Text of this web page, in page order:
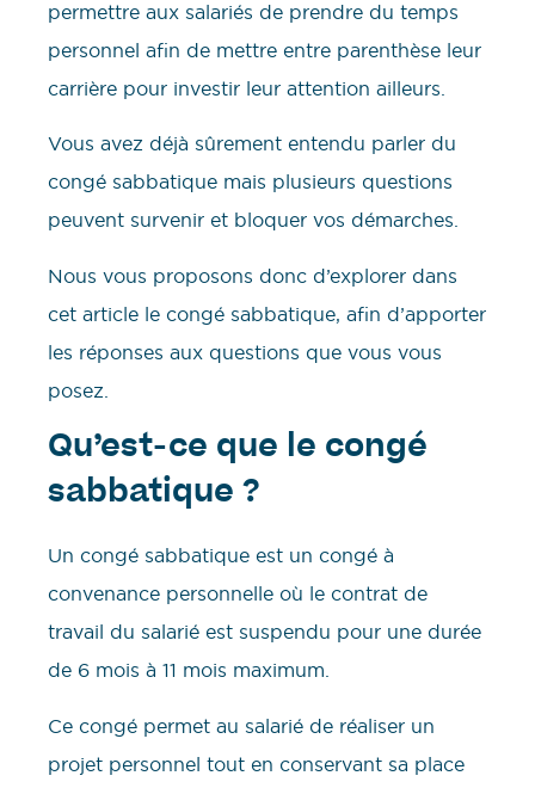
permettre aux salariés de prendre du temps
personnel afin de mettre entre parenthèse leur
carrière pour investir leur attention ailleurs.
Vous avez déjà sûrement entendu parler du
congé sabbatique mais plusieurs questions
peuvent survenir et bloquer vos démarches.
Nous vous proposons donc d’explorer dans
cet article le congé sabbatique, afin d’apporter
les réponses aux questions que vous vous
posez.
Qu’est-ce que le congé
sabbatique ?
Un congé sabbatique est un congé à
convenance personnelle où le contrat de
travail du salarié est suspendu pour une durée
de 6 mois à 11 mois maximum.
Ce congé permet au salarié de réaliser un
projet personnel tout en conservant sa place